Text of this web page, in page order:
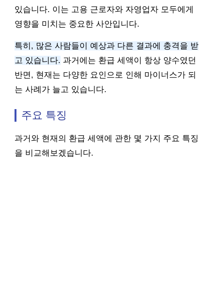
있습니다. 이는 고용 근로자와 자영업자 모두에게
영향을 미치는 중요한 사안입니다.
특히, 많은 사람들이 예상과 다른 결과에 충격을 받
고 있습니다. 과거에는 환급 세액이 항상 양수였던
반면, 현재는 다양한 요인으로 인해 마이너스가 되
는 사례가 늘고 있습니다.
주요 특징
과거와 현재의 환급 세액에 관한 몇 가지 주요 특징
을 비교해보겠습니다.